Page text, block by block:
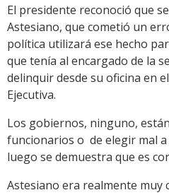
El presidente reconoció que
Astesiano, que cometió un
política utilizará ese hecho
que tenía al encargado de la
delinquir desde su oficina en
Ejecutiva.
Los gobiernos, ninguno,
funcionarios o de elegir mal
luego se demuestra que es
Astesiano era realmente muy